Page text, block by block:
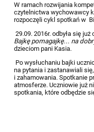
W ramach rozwijania
czytelnictwa wychowawcy
rozpoczęli cykl spotkań w
29.09. 2016r. odbyła się
Bajkę pomagajkę... na
dzieciom pani Kasia.
Po wysłuchaniu bajki
na pytania i zastanawiali
i zahamowania. Spotkanie
atmosferze. Uczniowie już
spotkania, które odbędzie